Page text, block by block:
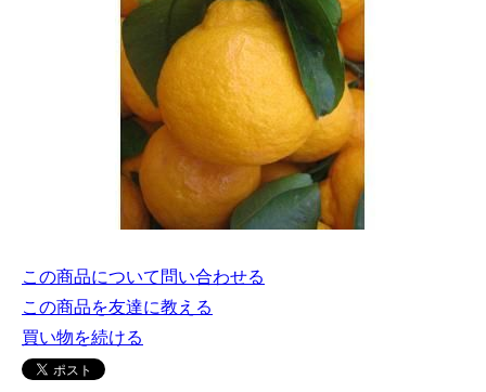
この商品について問い合わせる
この商品を友達に教える
買い物を続ける